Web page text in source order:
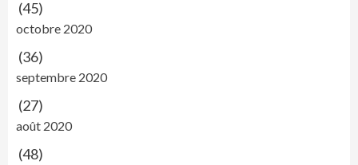
(45)
octobre 2020
(36)
septembre 2020
(27)
août 2020
(48)